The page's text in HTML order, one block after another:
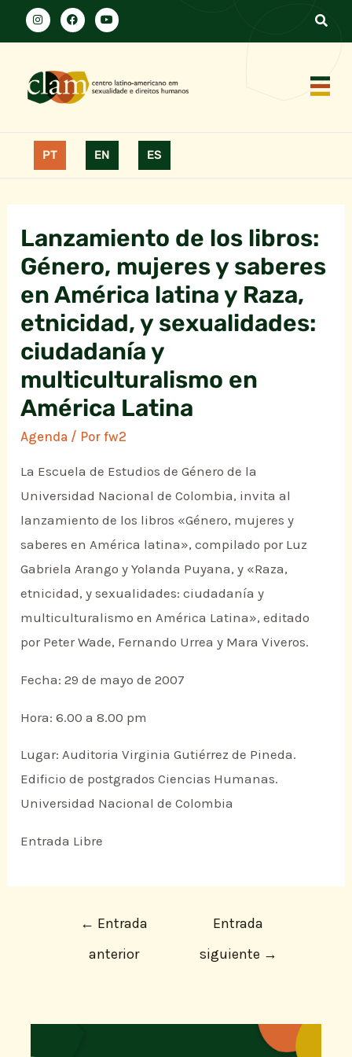
PT EN ES
Lanzamiento de los libros:
Género, mujeres y saberes
en América latina y Raza,
etnicidad, y sexualidades:
ciudadanía y
multiculturalismo en
América Latina
Agenda / Porfw2
La Escuela de Estudios de Género de la
Universidad Nacional de Colombia, invita al
lanzamiento de los libros «Género, mujeres y
saberes en América latina», compilado por Luz
Gabriela Arango y Yolanda Puyana, y «Raza,
etnicidad, y sexualidades: ciudadanía y
multiculturalismo en América Latina», editado
por Peter Wade, Fernando Urrea y Mara Viveros.
Fecha: 29 de mayo de 2007
Hora: 6.00 a 8.00 pm
Lugar: Auditoria Virginia Gutiérrez de Pineda.
Edificio de postgrados Ciencias Humanas.
Universidad Nacional de Colombia
Entrada Libre
← Entrada
anterior
Entrada
siguiente →